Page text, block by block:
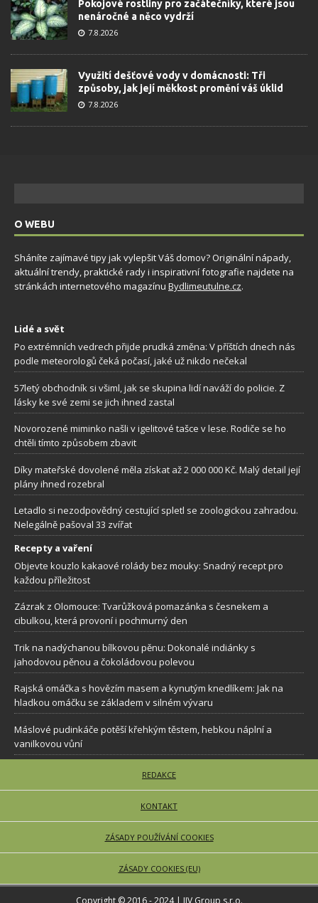
Pokojové rostliny pro začátečníky, které jsou
nenáročné a něco vydrží
7.8.2026
Využití dešťové vody v domácnosti: Tři
způsoby, jak její měkkost promění váš úklid
7.8.2026
O WEBU
Sháníte zajímavé tipy jak vylepšit Váš domov? Originální nápady,
aktuální trendy, praktické rady i inspirativní fotografie najdete na
stránkách internetového magazínu Bydlimeutulne.cz.
Lidé a svět
Po extrémních vedrech přijde prudká změna: V příštích dnech nás
podle meteorologů čeká počasí, jaké už nikdo nečekal
57letý obchodník si všiml, jak se skupina lidí naváží do policie. Z
lásky ke své zemi se jich ihned zastal
Novorozené miminko našli v igelitové tašce v lese. Rodiče se ho
chtěli tímto způsobem zbavit
Díky mateřské dovolené měla získat až 2 000 000 Kč. Malý detail její
plány ihned rozebral
Letadlo si nezodpovědný cestující spletl se zoologickou zahradou.
Nelegálně pašoval 33 zvířat
Recepty a vaření
Objevte kouzlo kakaové rolády bez mouky: Snadný recept pro
každou příležitost
Zázrak z Olomouce: Tvarůžková pomazánka s česnekem a
cibulkou, která provoní i pochmurný den
Trik na nadýchanou bílkovou pěnu: Dokonalé indiánky s
jahodovou pěnou a čokoládovou polevou
Rajská omáčka s hovězím masem a kynutým knedlíkem: Jak na
hladkou omáčku se základem v silném vývaru
Máslové pudinkáče potěší křehkým těstem, hebkou náplní a
vanilkovou vůní
REDAKCE
KONTAKT
ZÁSADY POUŽÍVÁNÍ COOKIES
ZÁSADY COOKIES (EU)